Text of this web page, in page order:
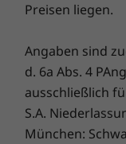
Preisen liegen.
Angaben sind
d. 6a Abs. 4
ausschließlich
S.A.
München: